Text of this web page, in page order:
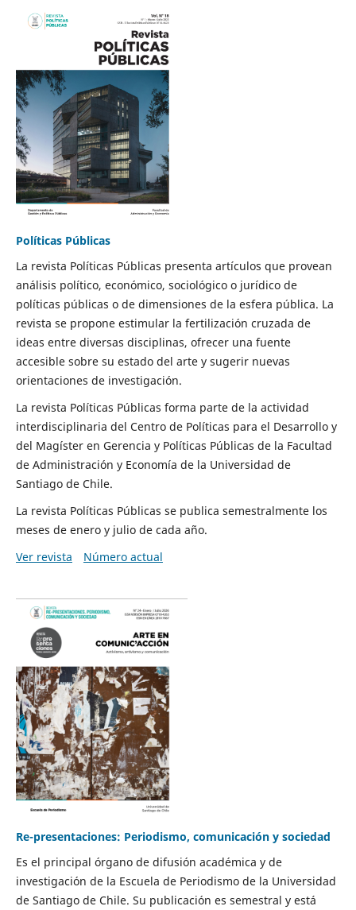
Políticas Públicas
La revista Políticas Públicas presenta artículos que provean
análisis político, económico, sociológico o jurídico de
políticas públicas o de dimensiones de la esfera pública. La
revista se propone estimular la fertilización cruzada de
ideas entre diversas disciplinas, ofrecer una fuente
accesible sobre su estado del arte y sugerir nuevas
orientaciones de investigación.
La revista Políticas Públicas forma parte de la actividad
interdisciplinaria del Centro de Políticas para el Desarrollo y
del Magíster en Gerencia y Políticas Públicas de la Facultad
de Administración y Economía de la Universidad de
Santiago de Chile.
La revista Políticas Públicas se publica semestralmente los
meses de enero y julio de cada año.
Ver revista
Número actual
Re-presentaciones: Periodismo, comunicación y sociedad
Es el principal órgano de difusión académica y de
investigación de la Escuela de Periodismo de la Universidad
de Santiago de Chile. Su publicación es semestral y está